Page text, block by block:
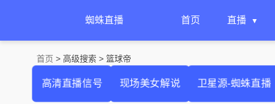
蜘蛛直播 首页 直播
首页 > 高级搜索 > 篮球帝
高清直播信号 现场美女解说 卫星源-蜘蛛直播